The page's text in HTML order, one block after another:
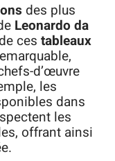
des plus
Leonardo da
ces tableaux
d’œuvre
les
dans
les
offrant ainsi